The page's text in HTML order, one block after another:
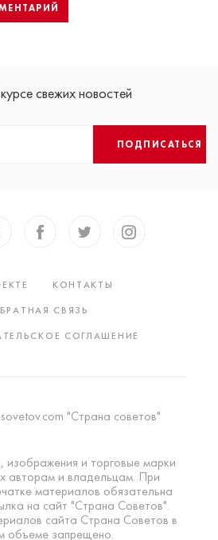
свежих новостей
ПОДПИСАТЬСЯ
КОНТАКТЫ
СВЯЗЬ
СОГЛАШЕНИЕ
"Страна советов"
изображения и торговые марки
авторам и владельцам. При
материалов обязательна
на сайт "Страна Советов".
сайта Страна Советов в
объеме запрещено.